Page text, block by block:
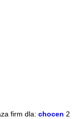
firm dla: chocen 2